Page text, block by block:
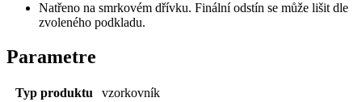
Natřeno na smrkovém dřívku. Finální odstín se může lišit dle
zvoleného podkladu.
Parametre
Typ produktu
vzorkovník